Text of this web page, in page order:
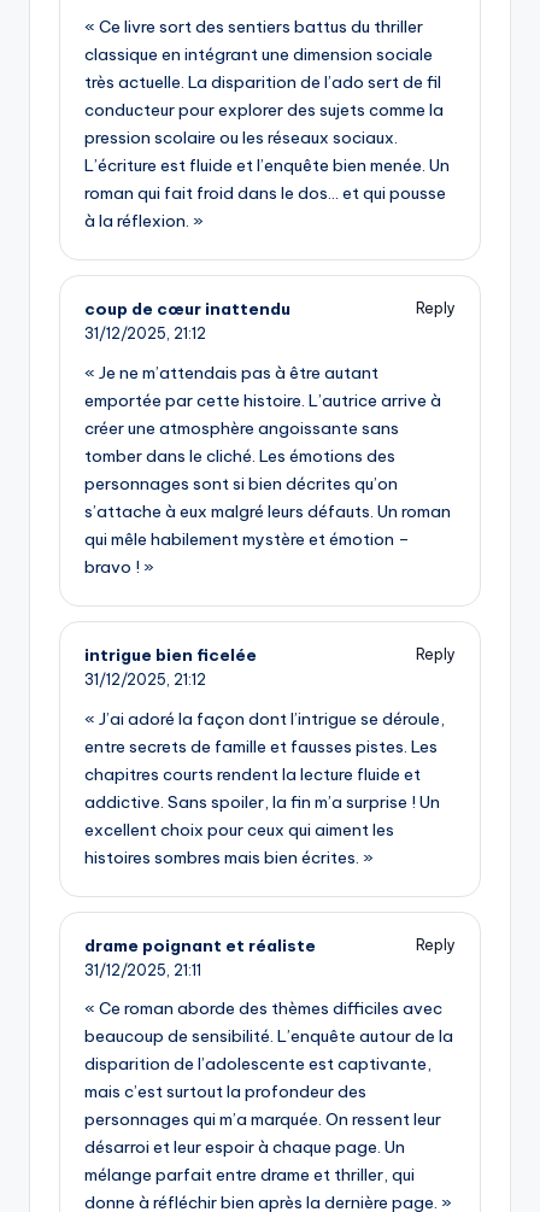
« Ce livre sort des sentiers battus du thriller
classique en intégrant une dimension sociale
très actuelle. La disparition de l’ado sert de fil
conducteur pour explorer des sujets comme la
pression scolaire ou les réseaux sociaux.
L’écriture est fluide et l’enquête bien menée. Un
roman qui fait froid dans le dos… et qui pousse
à la réflexion. »
coup de cœur inattendu
Reply
31/12/2025, 21:12
« Je ne m’attendais pas à être autant
emportée par cette histoire. L’autrice arrive à
créer une atmosphère angoissante sans
tomber dans le cliché. Les émotions des
personnages sont si bien décrites qu’on
s’attache à eux malgré leurs défauts. Un roman
qui mêle habilement mystère et émotion –
bravo ! »
intrigue bien ficelée
Reply
31/12/2025, 21:12
« J’ai adoré la façon dont l’intrigue se déroule,
entre secrets de famille et fausses pistes. Les
chapitres courts rendent la lecture fluide et
addictive. Sans spoiler, la fin m’a surprise ! Un
excellent choix pour ceux qui aiment les
histoires sombres mais bien écrites. »
drame poignant et réaliste
Reply
31/12/2025, 21:11
« Ce roman aborde des thèmes difficiles avec
beaucoup de sensibilité. L’enquête autour de la
disparition de l’adolescente est captivante,
mais c’est surtout la profondeur des
personnages qui m’a marquée. On ressent leur
désarroi et leur espoir à chaque page. Un
mélange parfait entre drame et thriller, qui
donne à réfléchir bien après la dernière page. »